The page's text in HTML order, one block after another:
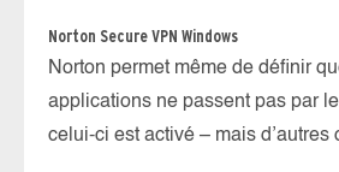
Norton Secure VPN Windows
Norton permet même de définir
applications ne passent pas par
celui-ci est activé – mais d’autres